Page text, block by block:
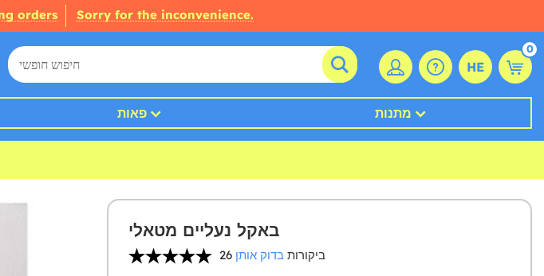
orders Sorry for the inconvenience.
HE
0
פאות מתנות
באקל נעליים מטאלי
26 ביקורות בדוק אותן